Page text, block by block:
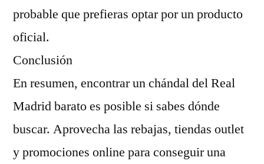
probable que prefieras optar por un producto
oficial.
Conclusión
En resumen, encontrar un chándal del Real
Madrid barato es posible si sabes dónde
buscar. Aprovecha las rebajas, tiendas outlet
y promociones online para conseguir una